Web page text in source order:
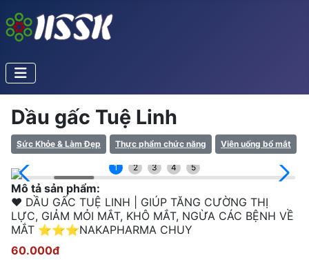
Dầu gấc Tuệ Linh
Sức Khỏe & Làm Đẹp Thực phẩm chức năng Viên uống bổ mắt
1 2 3 4 5
Mô tả sản phẩm:
❤ DẦU GẤC TUỆ LINH | GIÚP TĂNG CƯỜNG THỊ
LỰC, GIẢM MỎI MẮT, KHÔ MẮT, NGỪA CÁC BỆNH VỀ
MẮT ⭐⭐⭐NAKAPHARMA CHUY
60.000đ